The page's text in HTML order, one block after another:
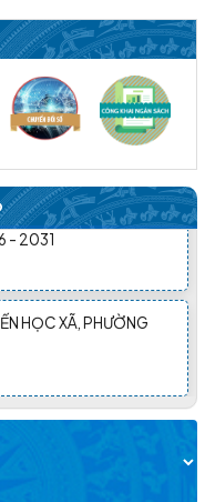
ĐẮK LẮK LẦN THỨ I,
RẤT TỐT ĐẸP
CHỨC THÀNH CÔNG
- 2031
HỌC XÃ, PHƯỜNG
M'GAR LẦN THỨ I,
ĐẸP